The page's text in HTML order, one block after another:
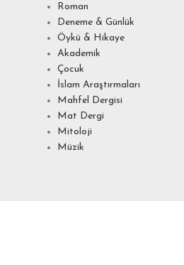
Roman
Deneme & Günlük
Öykü & Hikaye
Akademik
Çocuk
İslam Araştırmaları
Mahfel Dergisi
Mat Dergi
Mitoloji
Müzik